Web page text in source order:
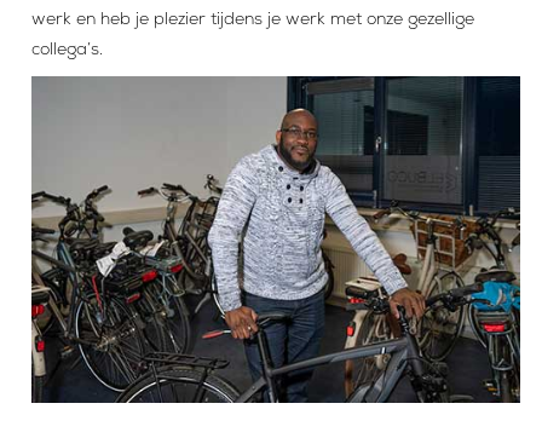
werk en heb je plezier tijdens je werk met onze gezellige
collega’s.